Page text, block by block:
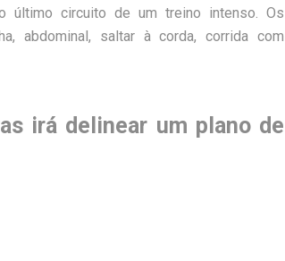
último circuito de um treino intenso. Os
abdominal, saltar à corda, corrida com
irá delinear um plano de